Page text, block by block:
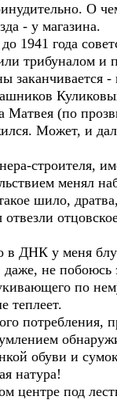
О
- у магазина.
1941 года
трибуналом и
-
(по
Может, и
строителя,
менял
шило,
в ДНК у меня
не
по
теплеет.
обуви и
натура!
центре под